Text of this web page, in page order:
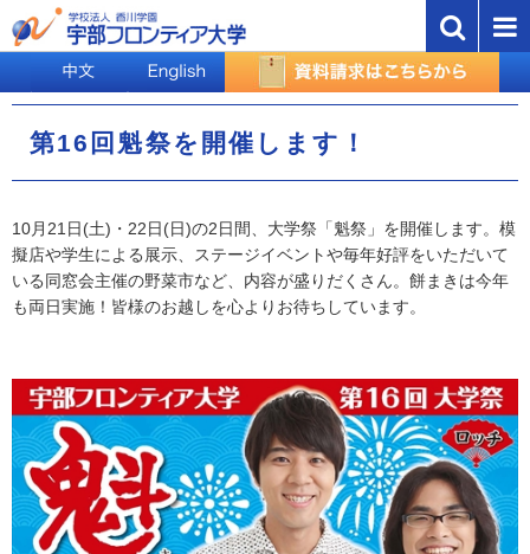
第16回魁祭を開催します！
10月21日(土)・22日(日)の2日間、大学祭「魁祭」を開催します。模
擬店や学生による展示、ステージイベントや毎年好評をいただいて
いる同窓会主催の野菜市など、内容が盛りだくさん。餅まきは今年
も両日実施！皆様のお越しを心よりお待ちしています。